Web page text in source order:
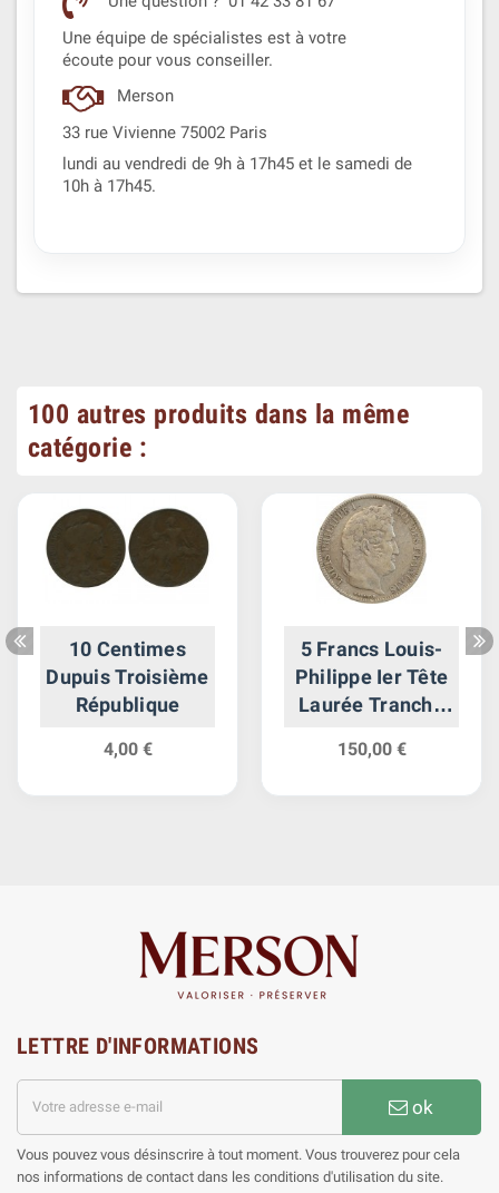
Une équipe de spécialistes est à votre
écoute pour vous conseiller.
Merson
33 rue Vivienne 75002 Paris
lundi au vendredi de 9h à 17h45 et le samedi de
10h à 17h45.
100 autres produits dans la même
catégorie :
10 Centimes
Dupuis Troisième
République
4,00 €
5 Francs Louis-
Philippe Ier Tête
Laurée Tranche
150,00 €
LETTRE D'INFORMATIONS
ok
Vous pouvez vous désinscrire à tout moment. Vous trouverez pour cela
nos informations de contact dans les conditions d'utilisation du site.